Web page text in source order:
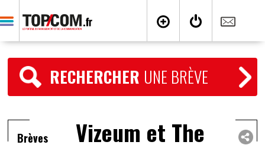
RECHERCHER UNE BRÈVE
Brèves Vizeum et The